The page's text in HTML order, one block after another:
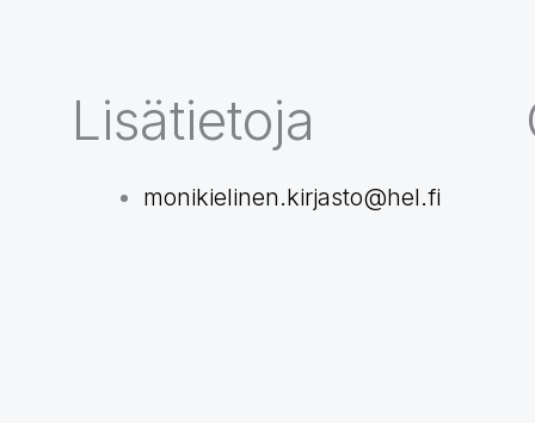
Lisätietoja
monikielinen.kirjasto@hel.fi